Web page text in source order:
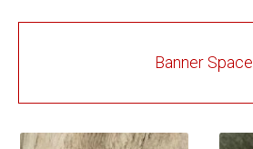
Banner Space